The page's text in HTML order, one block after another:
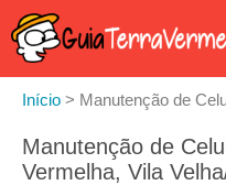
Início > Manutenção de
Manutenção de
Vermelha, Vila